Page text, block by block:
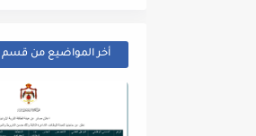
أخر المواضيع من قسم